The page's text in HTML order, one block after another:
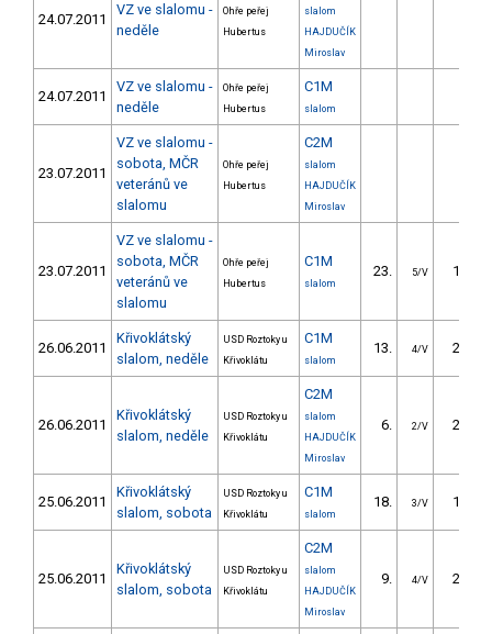
24.07.2011
VZ ve slalomu -
neděle
Ohře peřej
Hubertus
slalom
HAJDUČÍK
Miroslav
24.07.2011
VZ ve slalomu -
neděle
Ohře peřej
Hubertus
C1M
slalom
23.07.2011
VZ ve slalomu -
sobota, MČR
veteránů ve
slalomu
Ohře peřej
Hubertus
C2M
slalom
HAJDUČÍK
Miroslav
23.07.2011
VZ ve slalomu -
sobota, MČR
veteránů ve
slalomu
Ohře peřej
Hubertus
C1M
slalom
23. 5/V 17.28
26.06.2011
Křivoklátský
slalom, neděle
USD Roztoky u
Křivoklátu
C1M
slalom
13. 4/V 21.39
26.06.2011
Křivoklátský
slalom, neděle
USD Roztoky u
Křivoklátu
C2M
slalom
HAJDUČÍK
Miroslav
6. 2/V 28.89
25.06.2011
Křivoklátský
slalom, sobota
USD Roztoky u
Křivoklátu
C1M
slalom
18. 3/V 18.04
25.06.2011
Křivoklátský
slalom, sobota
USD Roztoky u
Křivoklátu
C2M
slalom
HAJDUČÍK
Miroslav
9. 4/V 25.99